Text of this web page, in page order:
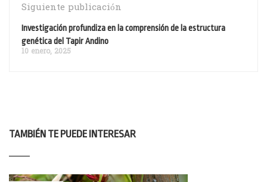
Siguiente publicación
Investigación profundiza en la comprensión de la estructura
genética del Tapir Andino
10 enero, 2025
TAMBIÉN TE PUEDE INTERESAR